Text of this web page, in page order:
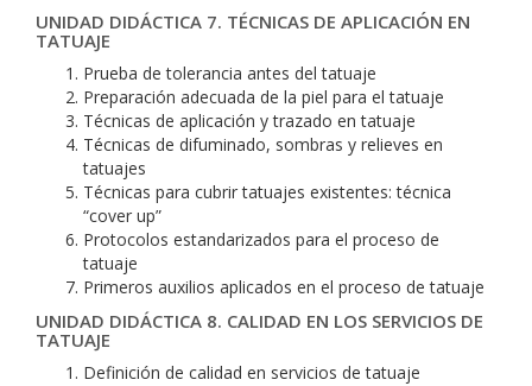
UNIDAD DIDÁCTICA 7. TÉCNICAS DE APLICACIÓN EN
TATUAJE
Prueba de tolerancia antes del tatuaje
Preparación adecuada de la piel para el tatuaje
Técnicas de aplicación y trazado en tatuaje
Técnicas de difuminado, sombras y relieves en
tatuajes
Técnicas para cubrir tatuajes existentes: técnica
“cover up”
Protocolos estandarizados para el proceso de
tatuaje
Primeros auxilios aplicados en el proceso de tatuaje
UNIDAD DIDÁCTICA 8. CALIDAD EN LOS SERVICIOS DE
TATUAJE
Definición de calidad en servicios de tatuaje